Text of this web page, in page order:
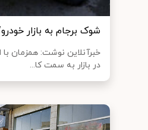
شوک برجام به بازار خودرو/ این خودرو ۷۵
در بازار به سمت کا...